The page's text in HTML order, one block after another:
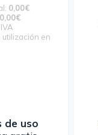
0,00€
0,00€
utilización en
de uso